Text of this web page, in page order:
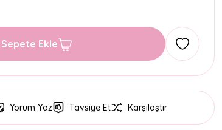
Sepete Ekle
Yorum Yaz Tavsiye Et Karşılaştır